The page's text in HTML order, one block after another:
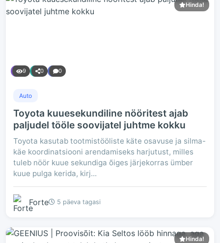
Hinda!
9 0 0
Auto
Toyota kuuesekundiline nööritest ajab
paljudel tööle soovijatel juhtme kokku
Toyota kasutab tootmistööliste käte osavuse ja silma-
käe koordinatsiooni arendamiseks harjutust, milles
tuleb nöör kuue sekundiga õiges järjekorras ümber
kuue pulga kerida, kirj...
Forte 5 päeva tagasi
Hinda!